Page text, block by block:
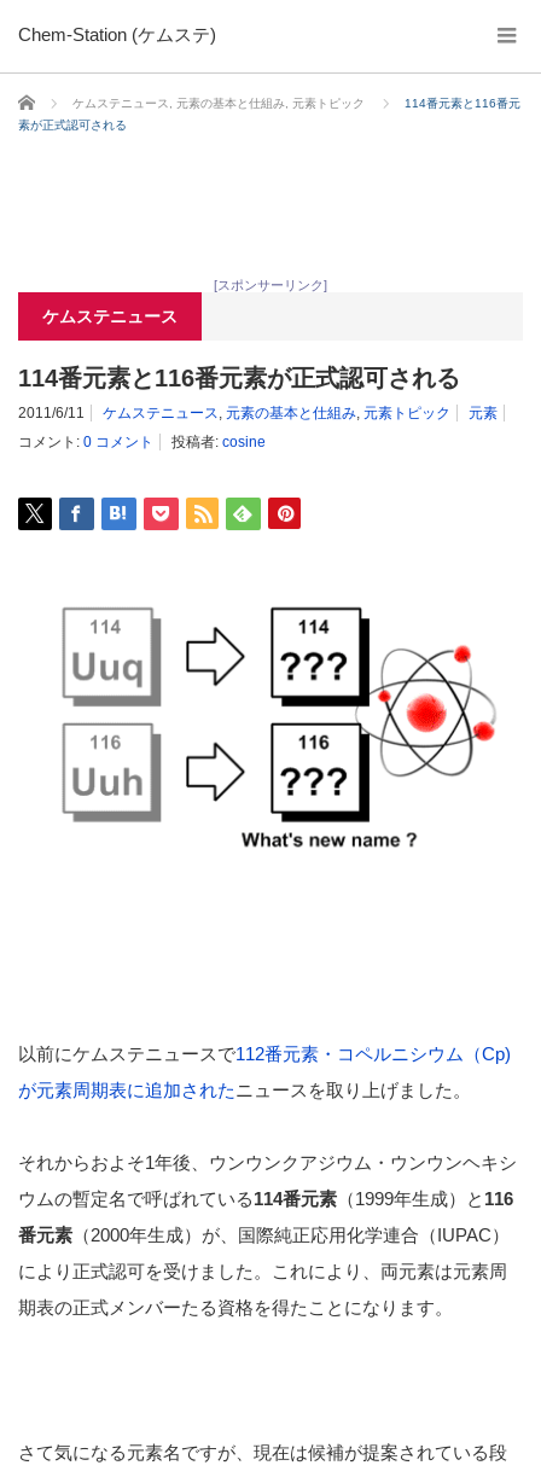
Chem-Station (ケムステ)
ホーム ケムステニュース 元素の基本と仕組み 元素トピック
114番元素と116番元
素が正式認可される
[スポンサーリンク]
ケムステニュース
114番元素と116番元素が正式認可される
2011/6/11 ケムステニュース, 元素の基本と仕組み, 元素トピック
元素
コメント: 0 コメント 投稿者: cosine
以前にケムステニュースで112番元素・コペルニシウム（Cp)
が元素周期表に追加されたニュースを取り上げました。
それからおよそ1年後、ウンウンクアジウム・ウンウンヘキシ
ウムの暫定名で呼ばれている114番元素 （1999年生成）と 116
番元素 （2000年生成）が、国際純正応用化学連合（IUPAC）
により正式認可を受けました。これにより、両元素は元素周
期表の正式メンバーたる資格を得たことになります。
さて気になる元素名ですが、現在は候補が提案されている段